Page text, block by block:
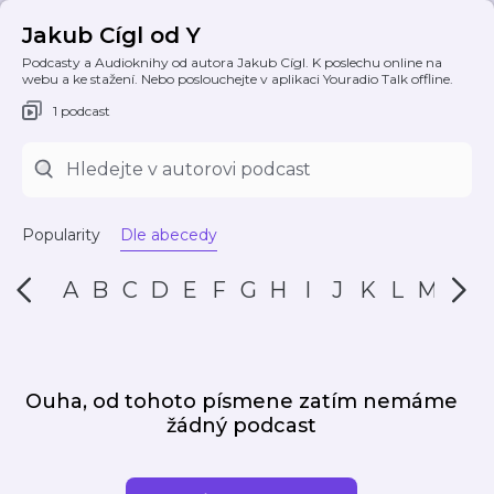
Jakub Cígl od Y
Podcasty a Audioknihy od autora Jakub Cígl. K poslechu online na
webu a ke stažení. Nebo poslouchejte v aplikaci Youradio Talk offline.
1 podcast
Popularity Dle abecedy
A B C D E F G H I J K L M N
Ouha, od tohoto písmene zatím nemáme
žádný podcast